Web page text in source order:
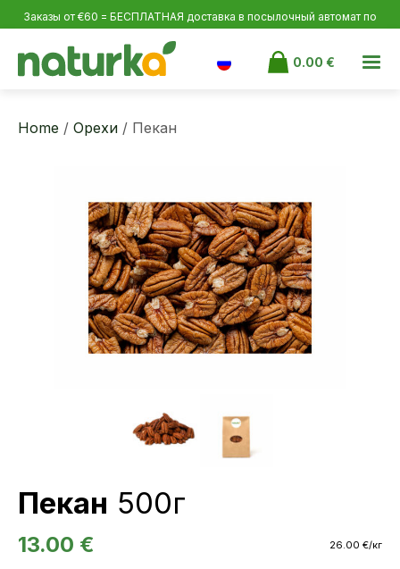
Заказы от €60 = БЕСПЛАТНАЯ доставка в посылочный автомат по
0.00€
Home / Орехи / Пекан
Пекан 500г
13.00 € 26.00 €/кг